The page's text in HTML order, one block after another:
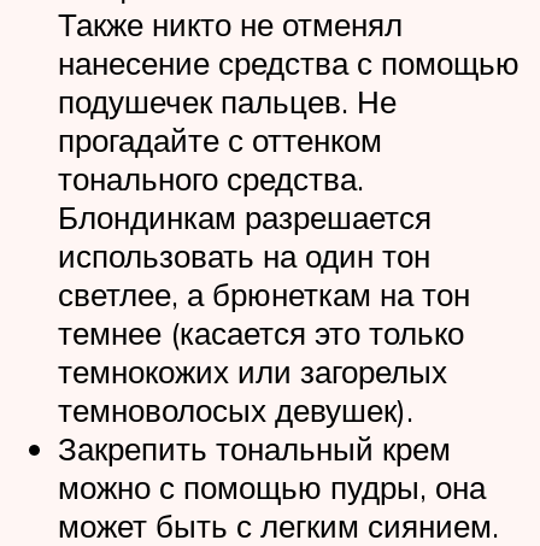
Также никто не отменял
нанесение средства с помощью
подушечек пальцев. Не
прогадайте с оттенком
тонального средства.
Блондинкам разрешается
использовать на один тон
светлее, а брюнеткам на тон
темнее (касается это только
темнокожих или загорелых
темноволосых девушек).
Закрепить тональный крем
можно с помощью пудры, она
может быть с легким сиянием.